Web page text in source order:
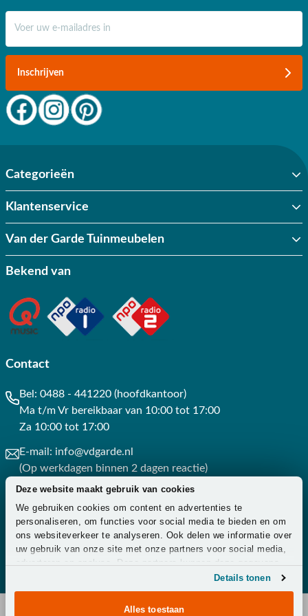
Deze website maakt gebruik van cookies
We gebruiken cookies om content en advertenties te
personaliseren, om functies voor social media te bieden en om
ons websiteverkeer te analyseren. Ook delen we informatie over
uw gebruik van onze site met onze partners voor social media,
adverteren en analyse. Deze partners kunnen deze gegevens
combineren met andere informatie die u aan ze heeft verstrekt
of die ze hebben verzameld op basis van uw gebruik van hun
Details tonen
Alles toestaan
inkopen. Daarnaast profiteer je van gratis verzending vanaf €50
binnen Nederland. Daar ben je écht blij mee!
Inschrijven
Categorieën
Klantenservice
Van der Garde Tuinmeubelen
Bekend van
Contact
Bel: 0488 - 441220 (hoofdkantoor)
Ma t/m Vr bereikbaar van 10:00 tot 17:00
Za 10:00 tot 17:00
E-mail: info@vdgarde.nl
(Op werkdagen binnen 2 dagen reactie)
Whatsapp: 0488441220
(Op werkdagen binnen 3 uur reactie)
Contact